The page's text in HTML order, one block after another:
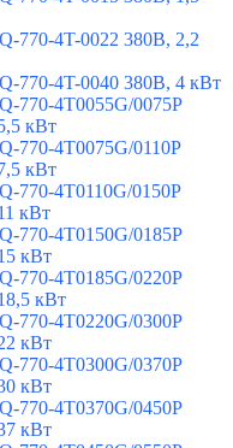
770-4T-0022 380В, 2,2
770-4T-0040 380В, 4 кВт
770-4T0055G/0075P
кВт
770-4T0075G/0110P
кВт
770-4T0110G/0150P
кВт
770-4T0150G/0185P
кВт
770-4T0185G/0220P
кВт
770-4T0220G/0300P
кВт
770-4T0300G/0370P
кВт
770-4T0370G/0450P
кВт